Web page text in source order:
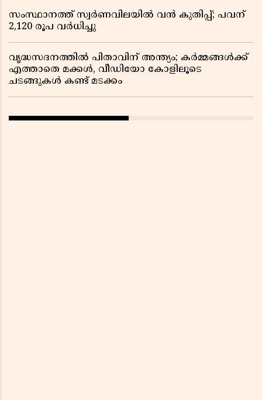
സംസ്ഥാനത്ത് സ്വര്‍ണവിലയില്‍ വന്‍ കുതിപ്പ്; പവന്
2,120 രൂപ വര്‍ധിച്ചു
വൃദ്ധസദനത്തിൽ പിതാവിന് അന്ത്യം; കർമ്മങ്ങൾക്ക്
എത്താതെ മക്കൾ, വീഡിയോ കോളിലൂടെ
ചടങ്ങുകൾ കണ്ട് മടക്കം